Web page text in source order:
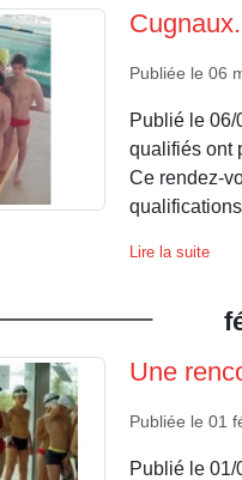
Publiée le 06
Publié le
qualifiés ont
Ce rendez-
Lire la suite
Une
Publiée le 01
Publié le